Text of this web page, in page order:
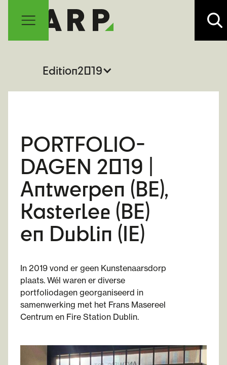
Edition2019
PORTFOLIO-
DAGEN 2019 |
Antwerpen (BE),
Kasterlee (BE)
en Dublin (IE)
In 2019 vond er geen Kunstenaarsdorp
plaats. Wél waren er diverse
portfoliodagen georganiseerd in
samenwerking met het Frans Masereel
Centrum en Fire Station Dublin.